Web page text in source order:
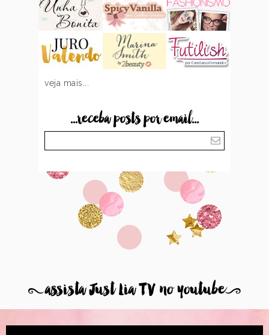
veja mais...
...receba posts por email...
8assista Just Lia TV no youtube9